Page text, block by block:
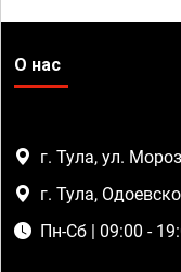
О нас
г. Тула, ул.
г. Тула,
Пн-Сб | 09:00 -